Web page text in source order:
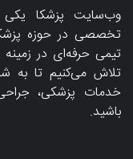
وب‌سایت پزشکا یکی
تخصصی در حوزه
تیمی حرفه‌ای در
تلاش می‌کنیم تا به
خدمات پزشکی،
باشید.